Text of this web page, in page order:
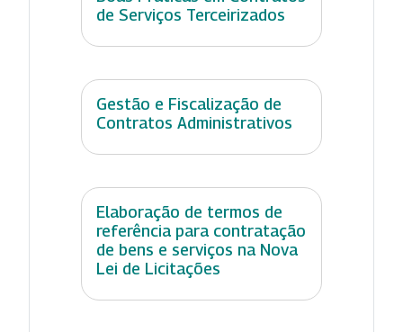
de Serviços Terceirizados
Gestão e Fiscalização de
Contratos Administrativos
Elaboração de termos de
referência para contratação
de bens e serviços na Nova
Lei de Licitações